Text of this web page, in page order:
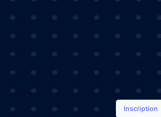
Inscription